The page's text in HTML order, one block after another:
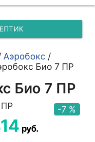
Аэробокс /
Био 7 ПР
Био 7 ПР
-7 %
руб.